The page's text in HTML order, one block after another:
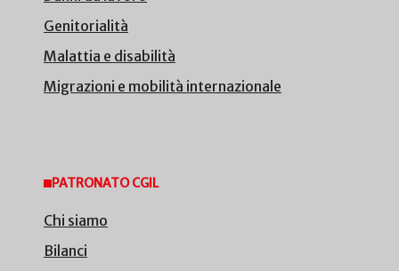
Genitorialità
Malattia e disabilità
Migrazioni e mobilità internazionale
PATRONATO CGIL
Chi siamo
Bilanci